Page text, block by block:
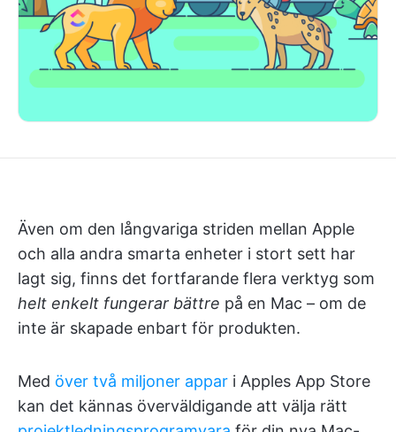
Även om den långvariga striden mellan Apple
och alla andra smarta enheter i stort sett har
lagt sig, finns det fortfarande flera verktyg som
helt enkelt fungerar bättre på en Mac – om de
inte är skapade enbart för produkten.
Med över två miljoner appar i Apples App Store
kan det kännas överväldigande att välja rätt